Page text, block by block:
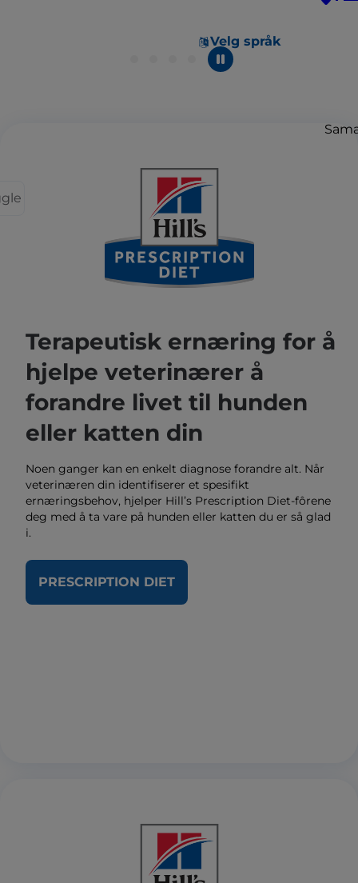
Velg språk
Terapeutisk ernæring for å
hjelpe veterinærer å
forandre livet til hunden
eller katten din
Noen ganger kan en enkelt diagnose forandre alt. Når
veterinæren din identifiserer et spesifikt
ernæringsbehov, hjelper Hill’s Prescription Diet-fôrene
deg med å ta vare på hunden eller katten du er så glad
i.
PRESCRIPTION DIET